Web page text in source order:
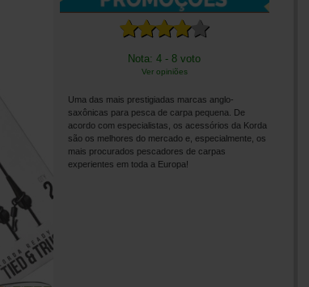
Nota: 4 - 8 voto
Ver opiniões
Uma das mais prestigiadas marcas anglo-
saxônicas para pesca de carpa pequena. De
acordo com especialistas, os acessórios da Korda
são os melhores do mercado e, especialmente, os
mais procurados pescadores de carpas
experientes em toda a Europa!